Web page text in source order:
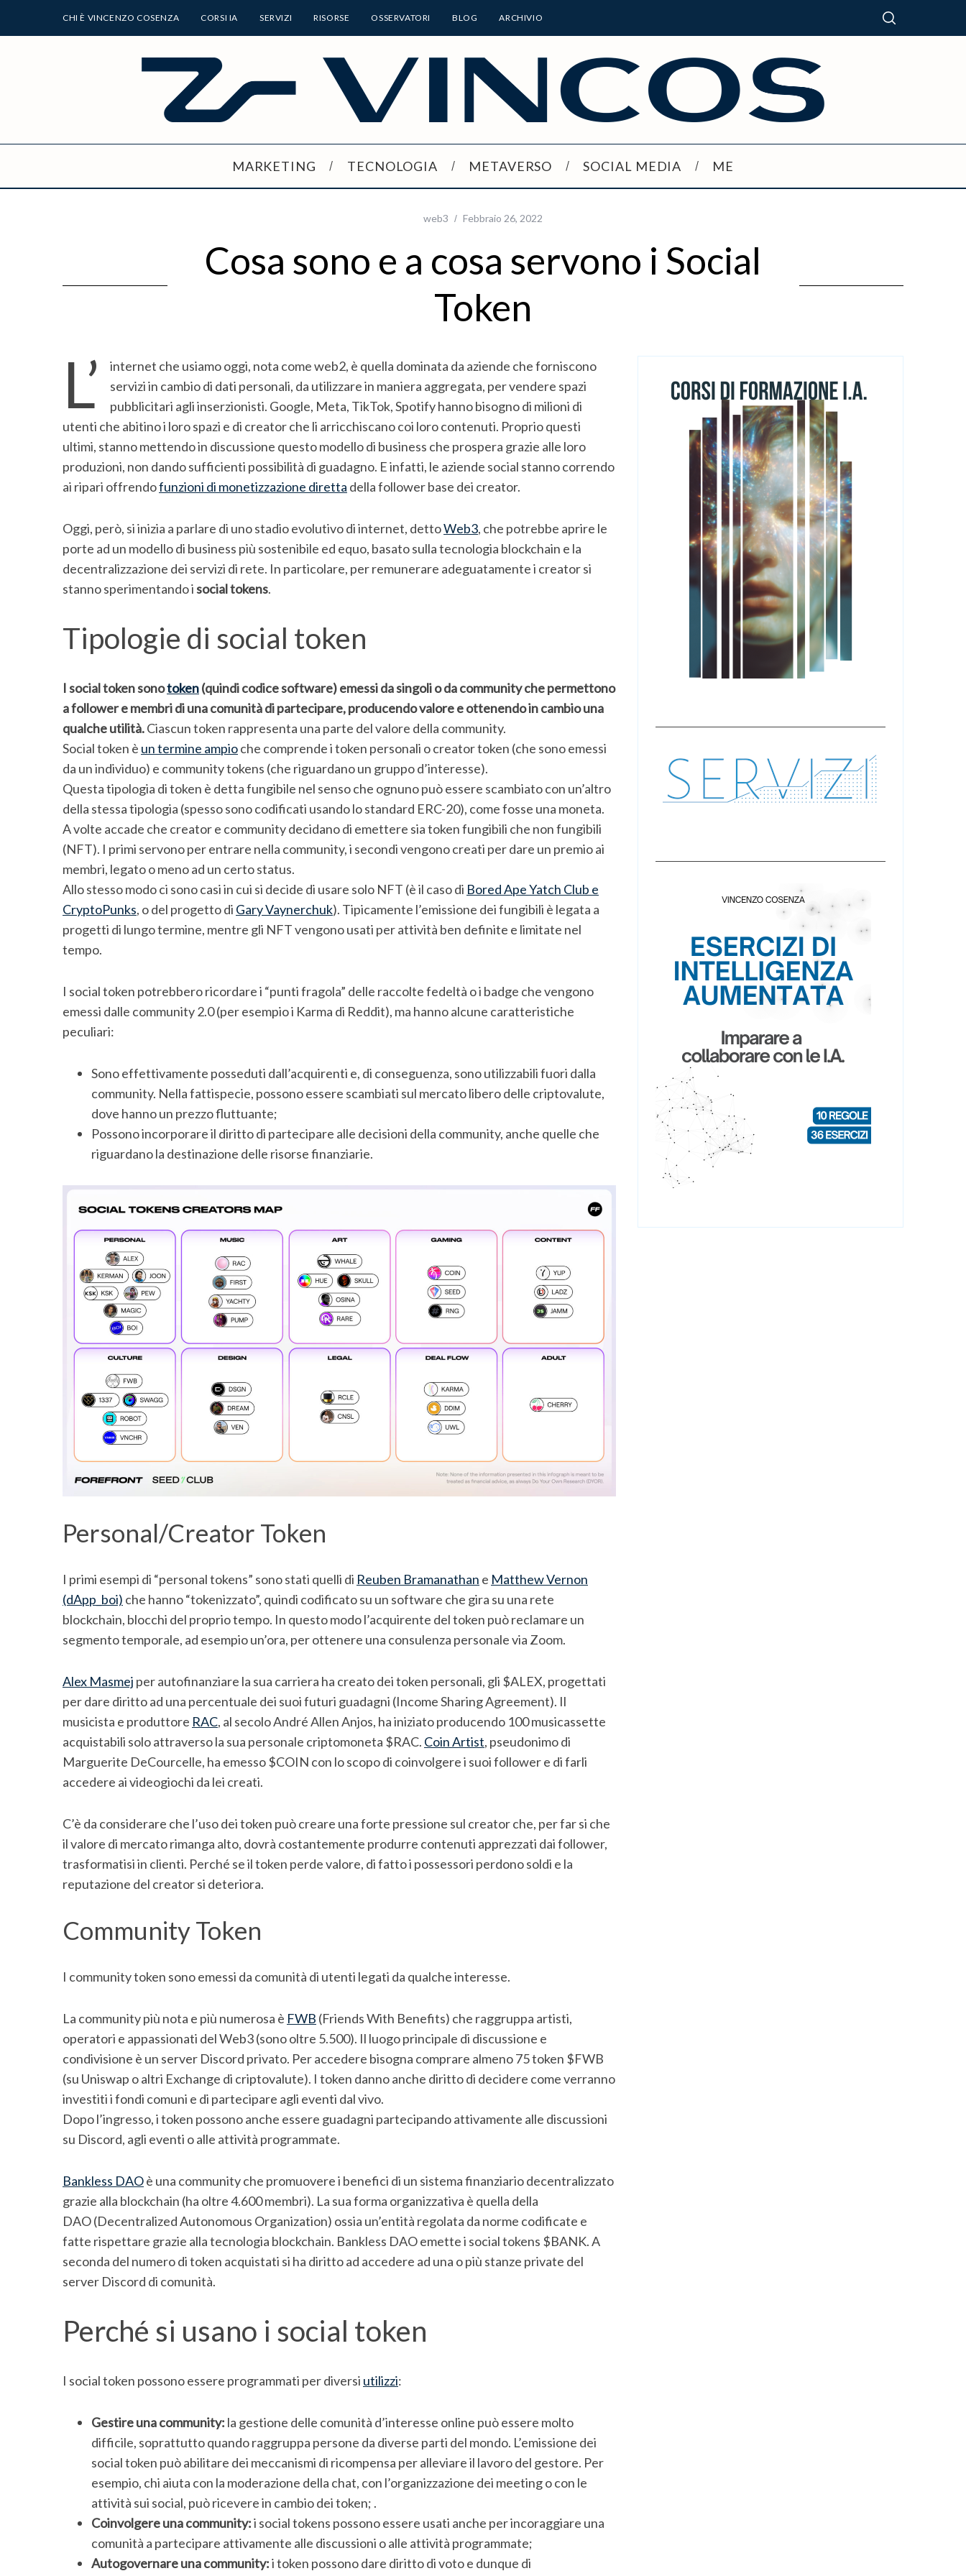
CHI È VINCENZO COSENZA CORSI IA SERVIZI RISORSE OSSERVATORI BLOG ARCHIVIO
MARKETING TECNOLOGIA METAVERSO SOCIAL MEDIA ME
web3 Febbraio 26, 2022
Cosa sono e a cosa servono i Social
Token
L’
internet che usiamo oggi, nota come web2, è quella dominata da aziende che forniscono
servizi in cambio di dati personali, da utilizzare in maniera aggregata, per vendere spazi
pubblicitari agli inserzionisti. Google, Meta, TikTok, Spotify hanno bisogno di milioni di
utenti che abitino i loro spazi e di creator che li arricchiscano coi loro contenuti. Proprio questi
ultimi, stanno mettendo in discussione questo modello di business che prospera grazie alle loro
produzioni, non dando sufficienti possibilità di guadagno. E infatti, le aziende social stanno correndo
ai ripari offrendofunzioni di monetizzazione diretta della follower base dei creator.
Oggi, però, si inizia a parlare di uno stadio evolutivo di internet, dettoWeb3, che potrebbe aprire le
porte ad un modello di business più sostenibile ed equo, basato sulla tecnologia blockchain e la
decentralizzazione dei servizi di rete. In particolare, per remunerare adeguatamente i creator si
stanno sperimentando isocial tokens.
Tipologie di social token
I social token sonotoken(quindi codice software) emessi da singoli o da community che permettono
a follower e membri di una comunità di partecipare, producendo valore e ottenendo in cambio una
qualche utilità.Ciascun token rappresenta una parte del valore della community.
Social token è un termine ampioche comprende i token personali o creator token (che sono emessi
da un individuo) e community tokens (che riguardano un gruppo d’interesse).
Questa tipologia di token è detta fungibile nel senso che ognuno può essere scambiato con un’altro
della stessa tipologia (spesso sono codificati usando lo standard ERC-20), come fosse una moneta.
A volte accade che creator e community decidano di emettere sia token fungibili che non fungibili
(NFT). I primi servono per entrare nella community, i secondi vengono creati per dare un premio ai
membri, legato o meno ad un certo status.
Allo stesso modo ci sono casi in cui si decide di usare solo NFT (è il caso di Bored Ape Yatch Club e
CryptoPunks, o del progetto di Gary Vaynerchuk). Tipicamente l’emissione dei fungibili è legata a
progetti di lungo termine, mentre gli NFT vengono usati per attività ben definite e limitate nel
tempo.
I social token potrebbero ricordare i “punti fragola” delle raccolte fedeltà o i badge che vengono
emessi dalle community 2.0 (per esempio i Karma di Reddit), ma hanno alcune caratteristiche
peculiari:
Sono effettivamente posseduti dall’acquirenti e, di conseguenza, sono utilizzabili fuori dalla
community. Nella fattispecie, possono essere scambiati sul mercato libero delle criptovalute,
dove hanno un prezzo fluttuante;
Possono incorporare il diritto di partecipare alle decisioni della community, anche quelle che
riguardano la destinazione delle risorse finanziarie.
Personal/Creator Token
I primi esempi di “personal tokens” sono stati quelli di Reuben Bramanathan e Matthew Vernon
(dApp_boi) che hanno “tokenizzato”, quindi codificato su un software che gira su una rete
blockchain, blocchi del proprio tempo. In questo modo l’acquirente del token può reclamare un
segmento temporale, ad esempio un’ora, per ottenere una consulenza personale via Zoom.
Alex Masmej per autofinanziare la sua carriera ha creato dei token personali, gli $ALEX, progettati
per dare diritto ad una percentuale dei suoi futuri guadagni (Income Sharing Agreement). Il
musicista e produttore RAC, al secolo André Allen Anjos, ha iniziato producendo 100 musicassette
acquistabili solo attraverso la sua personale criptomoneta $RAC. Coin Artist, pseudonimo di
Marguerite DeCourcelle, ha emesso $COIN con lo scopo di coinvolgere i suoi follower e di farli
accedere ai videogiochi da lei creati.
C’è da considerare che l’uso dei token può creare una forte pressione sul creator che, per far si che
il valore di mercato rimanga alto, dovrà costantemente produrre contenuti apprezzati dai follower,
trasformatisi in clienti. Perché se il token perde valore, di fatto i possessori perdono soldi e la
reputazione del creator si deteriora.
Community Token
I community token sono emessi da comunità di utenti legati da qualche interesse.
La community più nota e più numerosa è FWB (Friends With Benefits) che raggruppa artisti,
operatori e appassionati del Web3 (sono oltre 5.500). Il luogo principale di discussione e
condivisione è un server Discord privato. Per accedere bisogna comprare almeno 75 token $FWB
(su Uniswap o altri Exchange di criptovalute). I token danno anche diritto di decidere come verranno
investiti i fondi comuni e di partecipare agli eventi dal vivo.
Dopo l’ingresso, i token possono anche essere guadagni partecipando attivamente alle discussioni
su Discord, agli eventi o alle attività programmate.
Bankless DAOè una community che promuovere i benefici di un sistema finanziario decentralizzato
grazie alla blockchain (ha oltre 4.600 membri). La sua forma organizzativa è quella della
DAO (Decentralized Autonomous Organization) ossia un’entità regolata da norme codificate e
fatte rispettare grazie alla tecnologia blockchain. Bankless DAO emette i social tokens $BANK. A
seconda del numero di token acquistati si ha diritto ad accedere ad una o più stanze private del
server Discord di comunità.
Perché si usano i social token
I social token possono essere programmati per diversi utilizzi:
Gestire una community: la gestione delle comunità d’interesse online può essere molto
difficile, soprattutto quando raggruppa persone da diverse parti del mondo. L’emissione dei
social token può abilitare dei meccanismi di ricompensa per alleviare il lavoro del gestore. Per
esempio, chi aiuta con la moderazione della chat, con l’organizzazione dei meeting o con le
attività sui social, può ricevere in cambio dei token; .
Coinvolgere una community:i social tokens possono essere usati anche per incoraggiare una
comunità a partecipare attivamente alle discussioni o alle attività programmate;
Autogovernare una community:i token possono dare diritto di voto e dunque di
a
r
c
h